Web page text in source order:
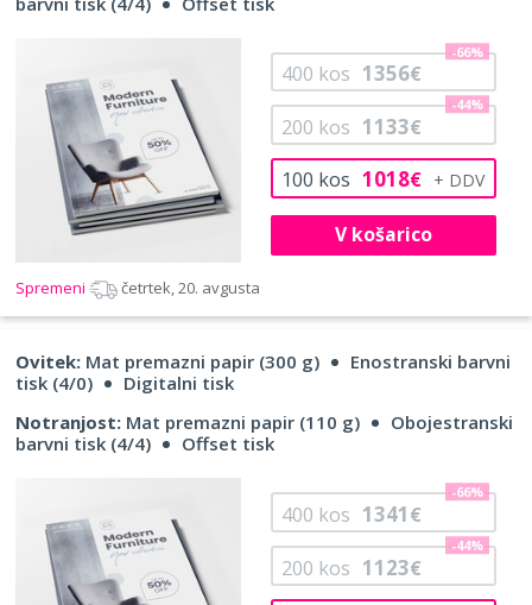
100 kos 1018€
200 kos 1133€
-44%
400 kos 1356€
-66%
V košarico
Spremeni četrtek, 20. avgusta
Ovitek: Mat premazni papir (300 g)
Enostranski barvni
tisk (4/0)
Digitalni tisk
Notranjost: Mat premazni papir (110 g)
Obojestranski
barvni tisk (4/4)
Offset tisk
200 kos 1123€
-44%
400 kos 1341€
-66%